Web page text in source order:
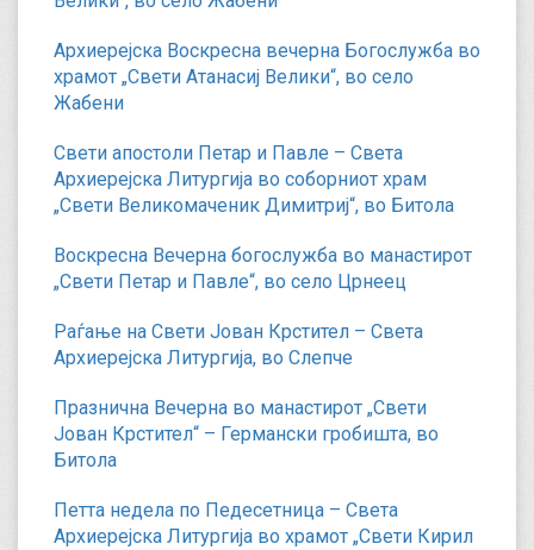
Архиерејска Воскресна вечерна Богослужба во
храмот „Свети Атанасиј Велики“, во село
Жабени
Свети апостоли Петар и Павле – Света
Архиерејска Литургија во соборниот храм
„Свети Великомаченик Димитриј“, во Битола
Воскресна Вечерна богослужба во манастирот
„Свети Петар и Павле“, во село Црнеец
Раѓање на Свети Јован Крстител – Света
Архиерејска Литургија, во Слепче
Празнична Вечерна во манастирот „Свети
Јован Крстител“ – Германски гробишта, во
Битола
Петта недела по Педесетница – Света
Архиерејска Литургија во храмот „Свети Кирил